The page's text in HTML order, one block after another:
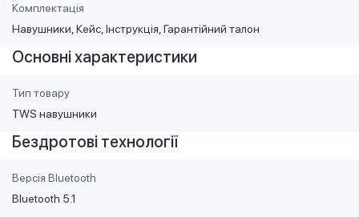
Комплектація
Навушники, Кейс, Інструкція, Гарантійний талон
Основні характеристики
Тип товару
TWS навушники
Бездротові технології
Версія Bluetooth
Bluetooth 5.1